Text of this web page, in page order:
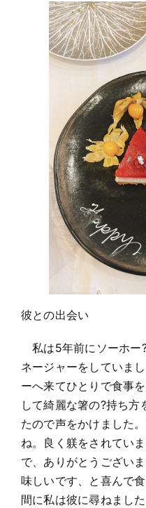
彼との出会い
私は5年前にソーホー
ネージャーをしていま
ーへ来てひとりで食事
して綺麗な箸の?持ち
たので声をかけました
ね。良く躾をされてい
で、ありがとうござい
味しいです、と喜んで
間に私は彼に尋ねまし